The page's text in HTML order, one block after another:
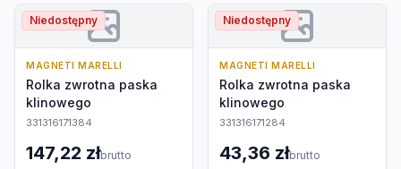
Niedostępny
MAGNETI MARELLI
Rolka zwrotna paska
klinowego
331316171384
147,22 złbrutto
Niedostępny
MAGNETI MARELLI
Rolka zwrotna paska
klinowego
331316171284
43,36 złbrutto